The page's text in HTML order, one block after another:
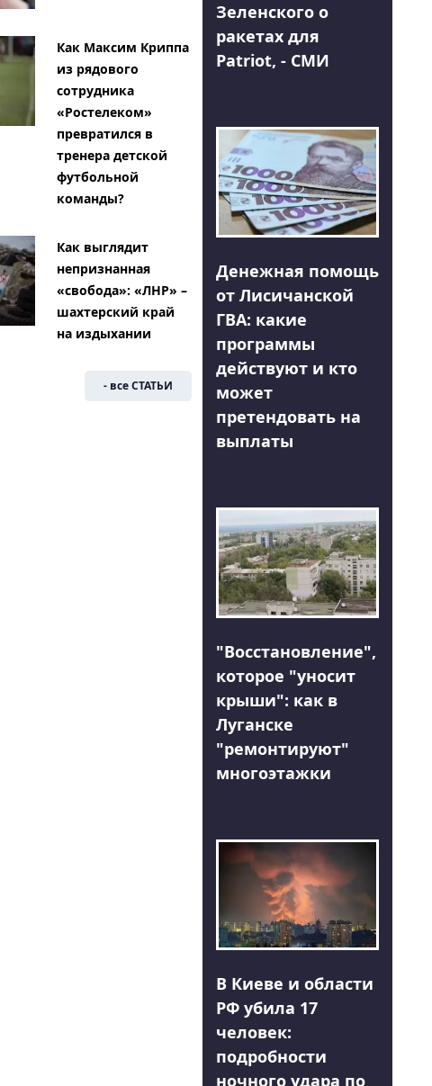
Как Максим Криппа
из рядового
сотрудника
«Ростелеком»
превратился в
тренера детской
футбольной
команды?
Как выглядит
непризнанная
«свобода»: «ЛНР» –
шахтерский край
на издыхании
- все СТАТЬИ
Зеленского о
ракетах для
Patriot, - СМИ
Денежная помощь
от Лисичанской
ГВА: какие
программы
действуют и кто
может
претендовать на
выплаты
"Восстановление",
которое "уносит
крыши": как в
Луганске
"ремонтируют"
многоэтажки
В Киеве и области
РФ убила 17
человек:
подробности
ночного удара по